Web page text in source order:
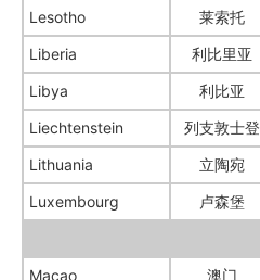
Lesotho
莱索托
Liberia
利比里亚
Libya
利比亚
Liechtenstein
列支敦士登
Lithuania
立陶宛
Luxembourg
卢森堡
Macao 澳门